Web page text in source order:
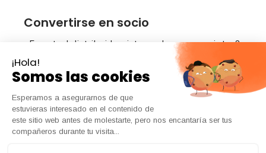
Convertirse en socio
¿Es usted distribuidor, integrador o prescriptor?
Analicemos las oportunidades de colaboración
en torno a nuestras soluciones de conteo.
Póngase en contacto con nosotros